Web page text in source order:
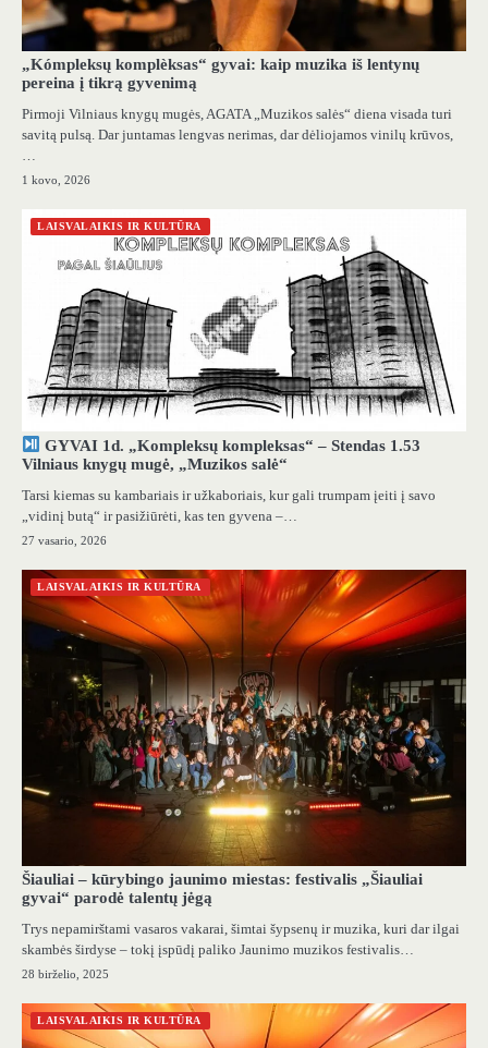
„Kómpleksų komplèksas“ gyvai: kaip muzika iš lentynų
pereina į tikrą gyvenimą
Pirmoji Vilniaus knygų mugės, AGATA „Muzikos salės“ diena visada turi
savitą pulsą. Dar juntamas lengvas nerimas, dar dėliojamos vinilų krūvos,
…
1 kovo, 2026
LAISVALAIKIS IR KULTŪRA
GYVAI 1d. „Kompleksų kompleksas“ – Stendas 1.53
Vilniaus knygų mugė, „Muzikos salė“
Tarsi kiemas su kambariais ir užkaboriais, kur gali trumpam įeiti į savo
„vidinį butą“ ir pasižiūrėti, kas ten gyvena –…
27 vasario, 2026
LAISVALAIKIS IR KULTŪRA
Šiauliai – kūrybingo jaunimo miestas: festivalis „Šiauliai
gyvai“ parodė talentų jėgą
Trys nepamirštami vasaros vakarai, šimtai šypsenų ir muzika, kuri dar ilgai
skambės širdyse – tokį įspūdį paliko Jaunimo muzikos festivalis…
28 birželio, 2025
LAISVALAIKIS IR KULTŪRA